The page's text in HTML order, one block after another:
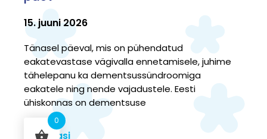
15. juuni 2026
Tänasel päeval, mis on pühendatud
eakatevastase vägivalla ennetamisele, juhime
tähelepanu ka dementsussündroomiga
eakatele ning nende vajadustele. Eesti
ühiskonnas on dementsuse
Loe edasi
0